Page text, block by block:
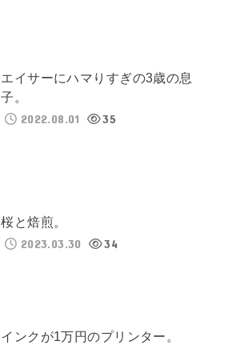
エイサーにハマりすぎの3歳の息
子。
2022.08.01
35
桜と焙煎。
2023.03.30
34
インクが1万円のプリンター。